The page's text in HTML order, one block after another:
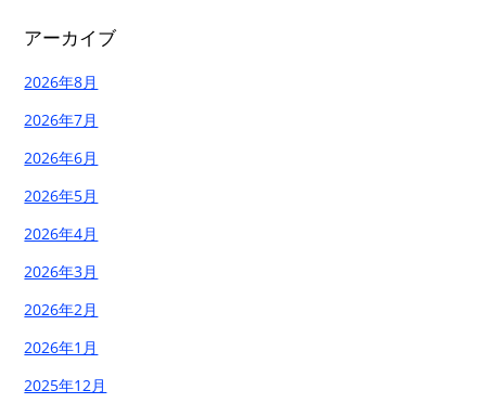
アーカイブ
2026年8月
2026年7月
2026年6月
2026年5月
2026年4月
2026年3月
2026年2月
2026年1月
2025年12月